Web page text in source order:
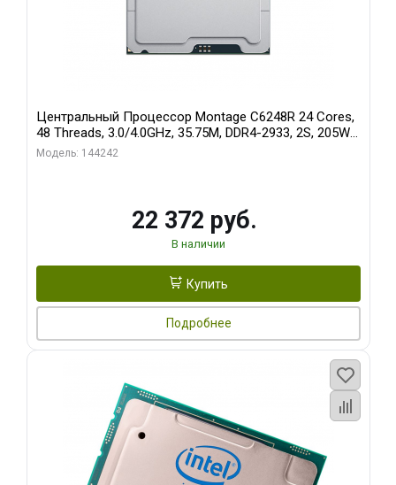
Центральный Процессор Montage C6248R 24 Cores,
48 Threads, 3.0/4.0GHz, 35.75M, DDR4-2933, 2S, 205W
OEM
Модель: 144242
22 372 руб.
В наличии
Купить
Подробнее